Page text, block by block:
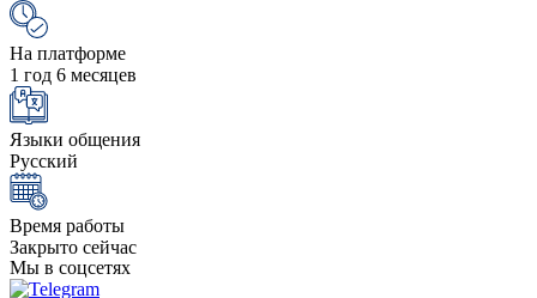
На платформе
1 год 6 месяцев
Языки общения
Русский
Время работы
Закрыто сейчас
Мы в соцсетях